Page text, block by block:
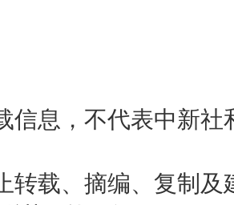
信息，不代表中新
转载、摘编、复制